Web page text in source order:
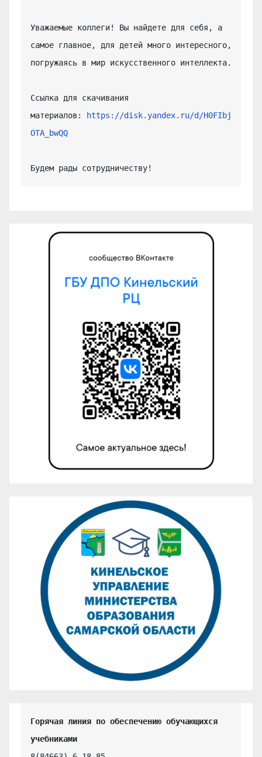
Уважаемые коллеги! Вы найдете для себя, а
самое главное, для детей много интересного,
погружаясь в мир искусственного интеллекта.
Ссылка для скачивания
материалов:
https://disk.yandex.ru/d/H0FIbj
OTA_bwQQ
Будем рады сотрудничеству!
Горячая линия по обеспечению обучающихся
учебниками